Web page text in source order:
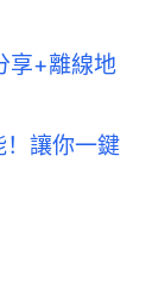
享+離線地
讓你一鍵